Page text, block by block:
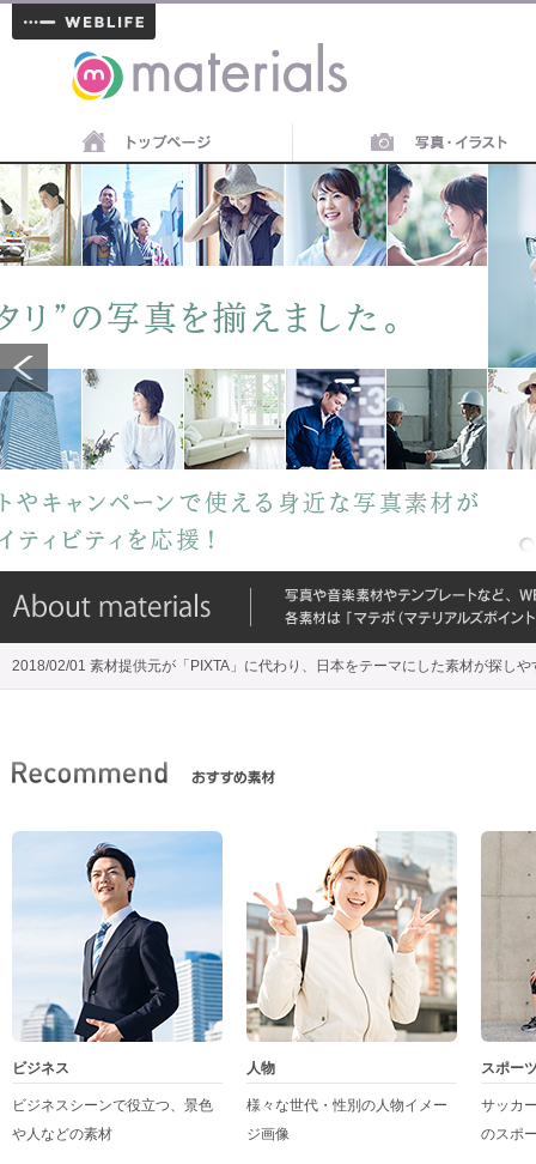
materials
2018/02/01 素材提供元が「PIXTA」に代わり、日本をテーマにした素材が探しや
ビジネス
ビジネスシーンで役立つ、景色
や人などの素材
人物
様々な世代・性別の人物イメー
ジ画像
スポー
サッカ
のスポ